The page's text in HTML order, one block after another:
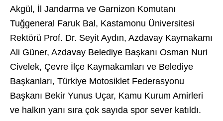
Akgül, İl Jandarma ve Garnizon Komutanı
Tuğgeneral Faruk Bal, Kastamonu Üniversitesi
Rektörü Prof. Dr. Seyit Aydın, Azdavay Kaymakamı
Ali Güner, Azdavay Belediye Başkanı Osman Nuri
Civelek, Çevre İlçe Kaymakamları ve Belediye
Başkanları, Türkiye Motosiklet Federasyonu
Başkanı Bekir Yunus Uçar, Kamu Kurum Amirleri
ve halkın yanı sıra çok sayıda spor sever katıldı.